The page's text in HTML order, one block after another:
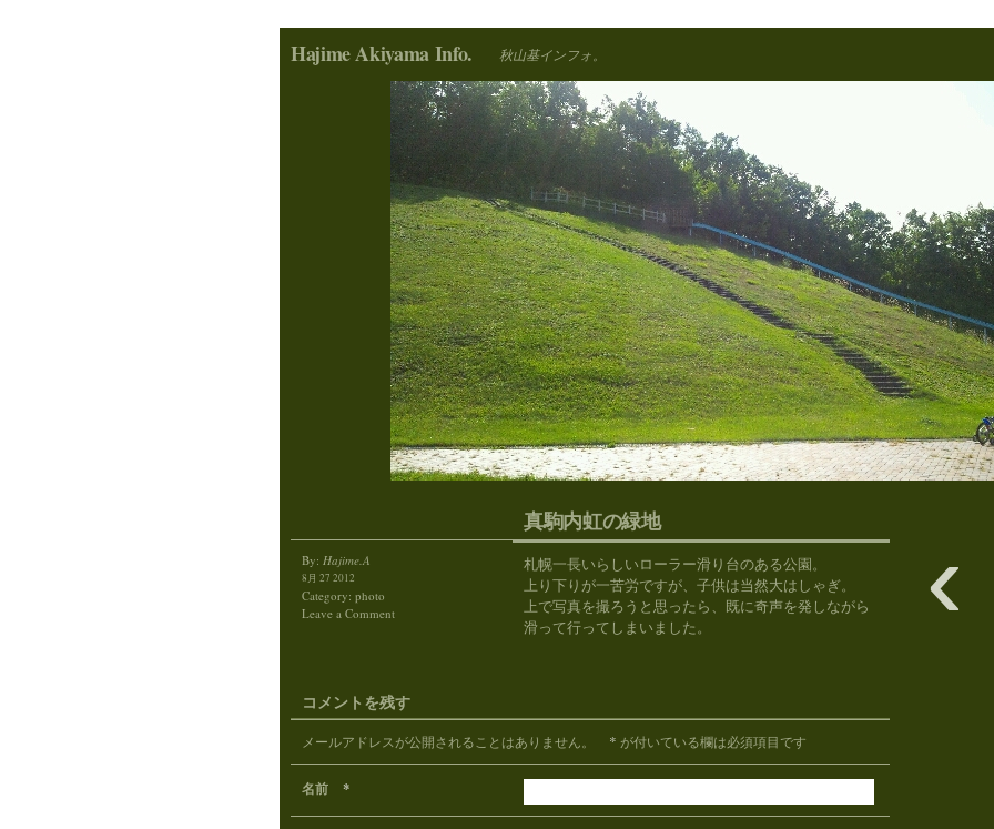
Hajime Akiyama Info. 秋山基インフォ。
真駒内虹の緑地
By: Hajime.A
8月 27 2012
Category: photo
Leave a Comment
札幌一長いらしいローラー滑り台のある公園。
上り下りが一苦労ですが、子供は当然大はしゃぎ。
上で写真を撮ろうと思ったら、既に奇声を発しながら
滑って行ってしまいました。
‹
コメントを残す
メールアドレスが公開されることはありません。 * が付いている欄は必須項目です
名前 *